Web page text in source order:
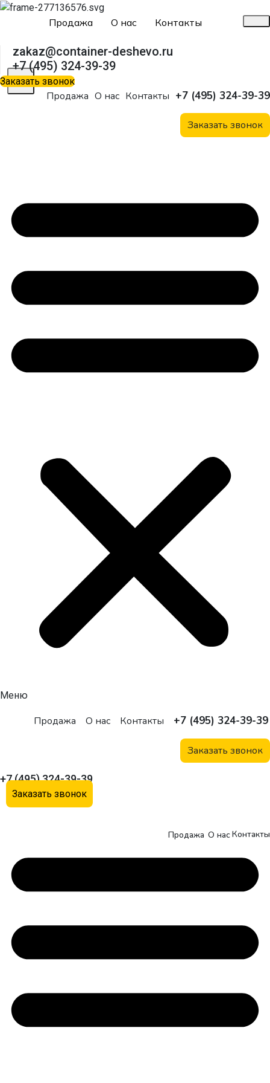
Продажа О нас Контакты
X
zakaz@container-deshevo.ru
+7 (495) 324-39-39
Заказать звонок
Продажа О нас Контакты +7 (495) 324-39-39
Заказать звонок
Меню
Продажа О нас Контакты +7 (495) 324-39-39
Заказать звонок
+7 (495) 324-39-39
Заказать звонок
Продажа О насКонтакты